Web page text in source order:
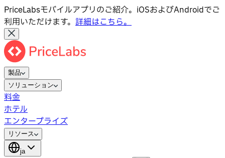
PriceLabsモバイルアプリのご紹介。iOSおよびAndroidでご
利用いただけます。 詳細はこちら。
製品
ソリューション
料金
ホテル
エンタープライズ
リソース
ja